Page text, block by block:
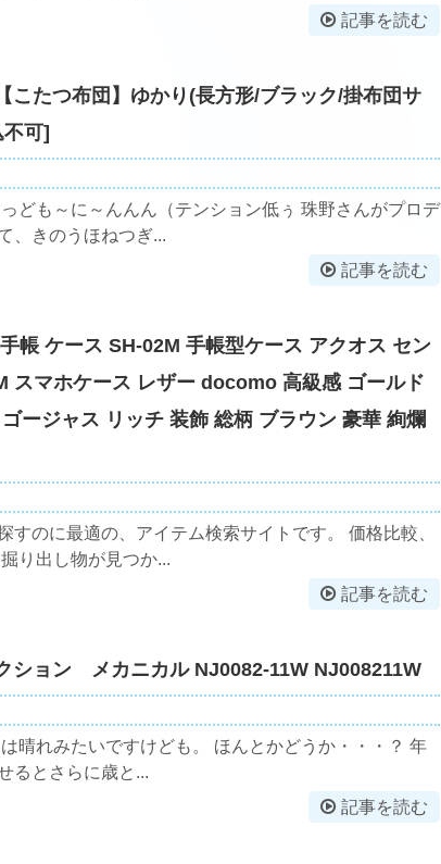
記事を読む
こたつ布団】ゆかり(長方形/ブラック/掛布団サ
可]
ども～に～んんん（テンション低ぅ 珠野さんがプロデ
、きのうほねつぎ...
記事を読む
帳 ケース SH-02M 手帳型ケース アクオス セン
スマホケース レザー docomo 高級感 ゴールド
ージャス リッチ 装飾 総柄 ブラウン 豪華 絢爛
すのに最適の、アイテム検索サイトです。 価格比較、
り出し物が見つか...
記事を読む
ション メカニカル NJ0082-11W NJ008211W
晴れみたいですけども。 ほんとかどうか・・・？ 年
るとさらに歳と...
記事を読む